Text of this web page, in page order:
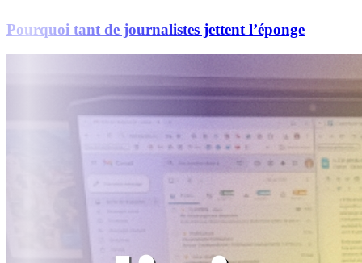
Pourquoi tant de journalistes jettent l’éponge